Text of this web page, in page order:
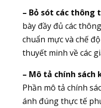
– Bỏ sót các thông
bày đầy đủ các
chuẩn mực và chế
thuyết minh về các
– Mô tả chính sách
Phần mô tả chính
ánh đúng thực tế